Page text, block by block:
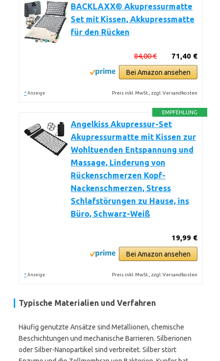
BACKLAXX® Akupressurmatte
Set mit Kissen, Akkupressmatte
für den Rücken
71,40 €
84,00 €
Bei Amazon ansehen
* Anzeige Preis inkl. MwSt., zzgl. Versandkosten
EMPFEHLUNG
Angelkiss Akupressur-Set
Akupressurmatte mit Kissen zur
Wohltuenden Entspannung und
Massage, Linderung von
Rückenschmerzen Kopf-
Nackenschmerzen, Stress
Schlafstörungen zu Hause, ins
Büro, Schwarz-Weiß
19,99 €
Bei Amazon ansehen
* Anzeige Preis inkl. MwSt., zzgl. Versandkosten
Typische Materialien und Verfahren
Häufig genutzte Ansätze sind Metallionen, chemische
Beschichtungen und mechanische Barrieren. Silberionen
oder Silber-Nanopartikel sind verbreitet. Silber stört